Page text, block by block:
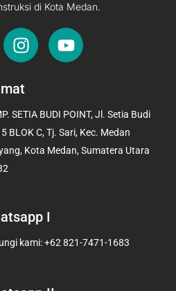
di Kota Medan.
I
n
t
g
r
a
Y
o
b
e
SETIA BUDI POINT, Jl. Setia Budi
BLOK C, Tj. Sari, Kec. Medan
Kota Medan, Sumatera Utara
I
kami: +62 821-7471-1683